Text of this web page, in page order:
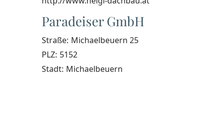
Paradeiser GmbH
Straße: Michaelbeuern 25
PLZ: 5152
Stadt: Michaelbeuern